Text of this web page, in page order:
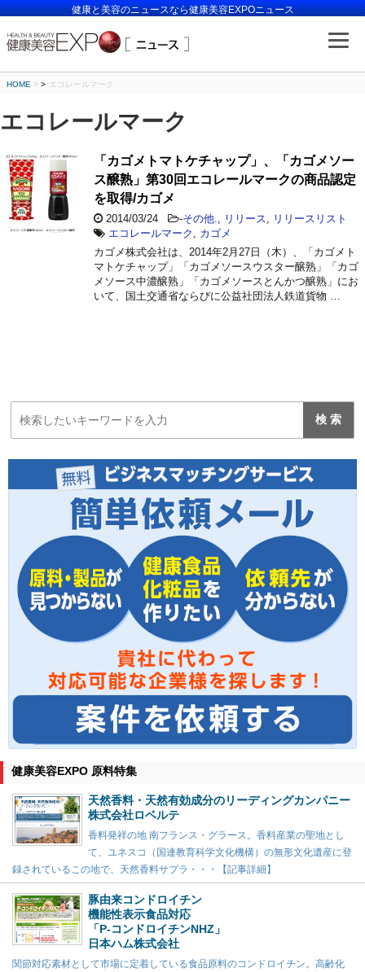
健康と美容のニュースなら健康美容EXPOニュース
HOME > エコレールマーク
エコレールマーク
「カゴメトマトケチャップ」、「カゴメソー
ス醸熟」第30回エコレールマークの商品認定
を取得/カゴメ
2014/03/24 -その他. リリース
リリースリスト
エコレールマーク
カゴメ
カゴメ株式会社は、2014年2月27日（木）、「カゴメト
マトケチャップ」「カゴメソースウスター醸熟」「カゴ
メソース中濃醸熟」「カゴメソースとんかつ醸熟」にお
いて、国土交通省ならびに公益社団法人鉄道貨物 …
健康美容EXPO 原料特集
天然香料・天然有効成分のリーディングカンパニー
株式会社ロベルテ
香料発祥の地 南フランス・グラース。香料産業の聖地とし
て、ユネスコ（国連教育科学文化機構）の無形文化遺産に登
録されているこの地で、天然香料サプラ・・・【記事詳細】
豚由来コンドロイチン
機能性表示食品対応
「P-コンドロイチンNHZ」
日本ハム株式会社
関節対応素材として市場に定着している食品原料のコンドロイチン。高齢化